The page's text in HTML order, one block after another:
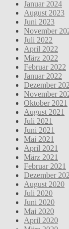
Januar 2024
August 2023
Juni 2023
November
Juli 2022
April 2022
März 2022
Februar 2022
Januar 2022
Dezember
November
Oktober 2021
August 2021
Juli 2021
Juni 2021
Mai 2021
April 2021
März 2021
Februar 2021
Dezember
August 2020
Juli 2020
Juni 2020
Mai 2020
April 2020